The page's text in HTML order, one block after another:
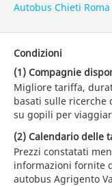
Autobus Chieti Roma
Condizioni
(1) Compagnie
Migliore tariffa,
basati sulle ricerche
su gopili per
(2) Calendario delle
Prezzi constatati
informazioni fornite
autobus Agrigento